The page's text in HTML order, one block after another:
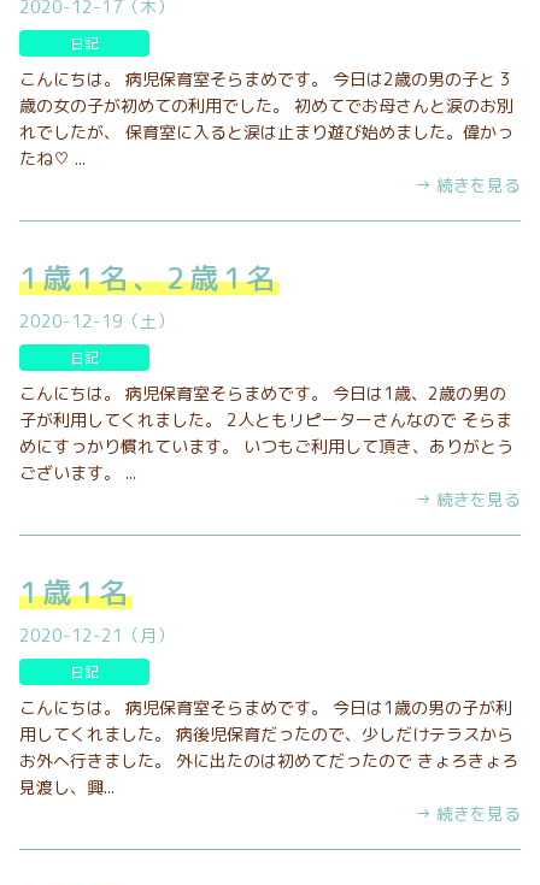
2020-12-17（木）
日記
こんにちは。 病児保育室そらまめです。 今日は2歳の男の子と 3
歳の女の子が初めての利用でした。 初めてでお母さんと涙のお別
れでしたが、 保育室に入ると涙は止まり遊び始めました。偉かっ
たね♡ ...
→ 続きを見る
1歳1名、2歳1名
2020-12-19（土）
日記
こんにちは。 病児保育室そらまめです。 今日は1歳、2歳の男の
子が利用してくれました。 2人ともリピーターさんなので そらま
めにすっかり慣れています。 いつもご利用して頂き、ありがとう
ございます。 ...
→ 続きを見る
1歳1名
2020-12-21（月）
日記
こんにちは。 病児保育室そらまめです。 今日は1歳の男の子が利
用してくれました。 病後児保育だったので、少しだけテラスから
お外へ行きました。 外に出たのは初めてだったので きょろきょろ
見渡し、興...
→ 続きを見る